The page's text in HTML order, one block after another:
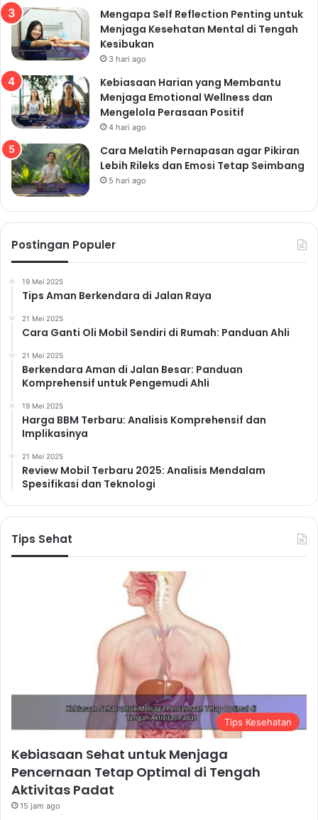
Mengapa Self Reflection Penting untuk
Menjaga Kesehatan Mental di Tengah
Kesibukan
3 hari ago
Kebiasaan Harian yang Membantu
Menjaga Emotional Wellness dan
Mengelola Perasaan Positif
4 hari ago
Cara Melatih Pernapasan agar Pikiran
Lebih Rileks dan Emosi Tetap Seimbang
5 hari ago
Postingan Populer
19 Mei 2025
Tips Aman Berkendara di Jalan Raya
21 Mei 2025
Cara Ganti Oli Mobil Sendiri di Rumah: Panduan Ahli
21 Mei 2025
Berkendara Aman di Jalan Besar: Panduan
Komprehensif untuk Pengemudi Ahli
19 Mei 2025
Harga BBM Terbaru: Analisis Komprehensif dan
Implikasinya
21 Mei 2025
Review Mobil Terbaru 2025: Analisis Mendalam
Spesifikasi dan Teknologi
Tips Sehat
Tips Kesehatan
Kebiasaan Sehat untuk Menjaga
Pencernaan Tetap Optimal di Tengah
Aktivitas Padat
15 jam ago